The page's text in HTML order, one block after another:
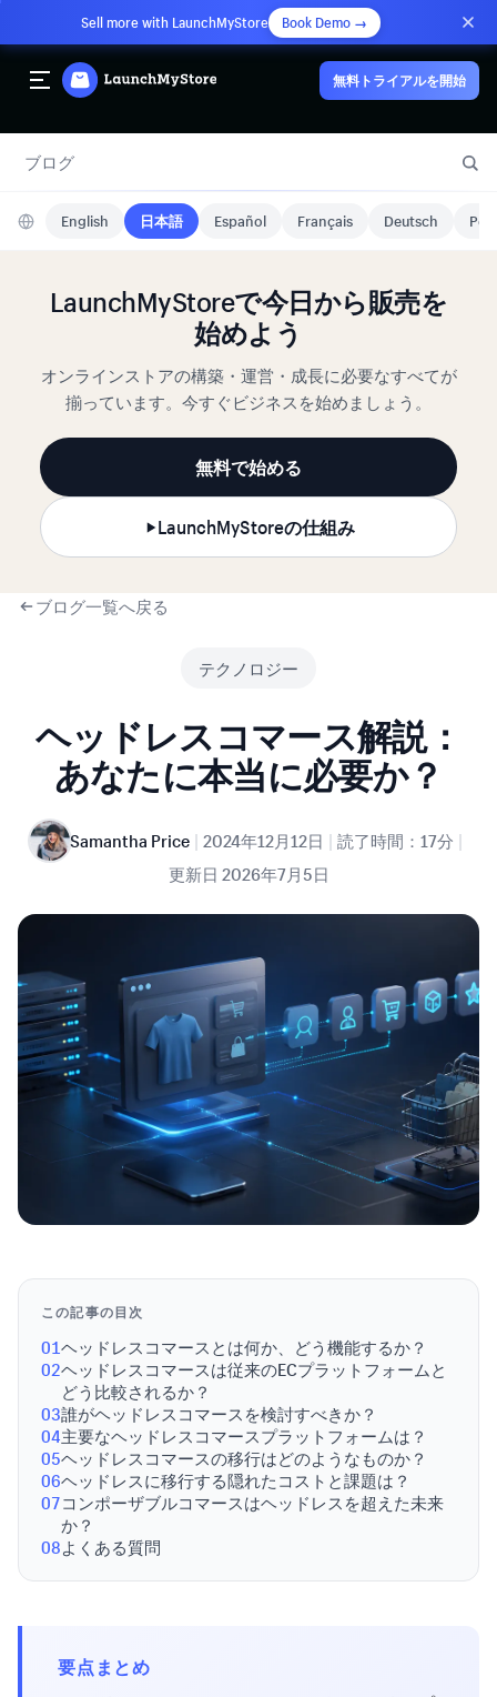
Sell more with LaunchMyStore Book Demo →
無料トライアルを開始
ブログ
English 日本語 Español Français Deutsch
LaunchMyStoreで今日から販売を
始めよう
オンラインストアの構築・運営・成長に必要なすべてが
揃っています。今すぐビジネスを始めましょう。
無料で始める
LaunchMyStoreの仕組み
ブログ一覧へ戻る
テクノロジー
ヘッドレスコマース解説：
あなたに本当に必要か？
Samantha Price | 2024年12月12日 | 読了時間：17分 |
更新日 2026年7月5日
この記事の目次
01ヘッドレスコマースとは何か、どう機能するか？
02ヘッドレスコマースは従来のECプラットフォームと
どう比較されるか？
03誰がヘッドレスコマースを検討すべきか？
04主要なヘッドレスコマースプラットフォームは？
05ヘッドレスコマースの移行はどのようなものか？
06ヘッドレスに移行する隠れたコストと課題は？
07コンポーザブルコマースはヘッドレスを超えた未来
か？
08よくある質問
要点まとめ